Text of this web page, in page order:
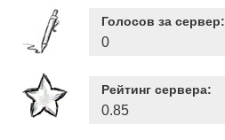
Голосов за сервер:
0
Рейтинг сервера:
0.85